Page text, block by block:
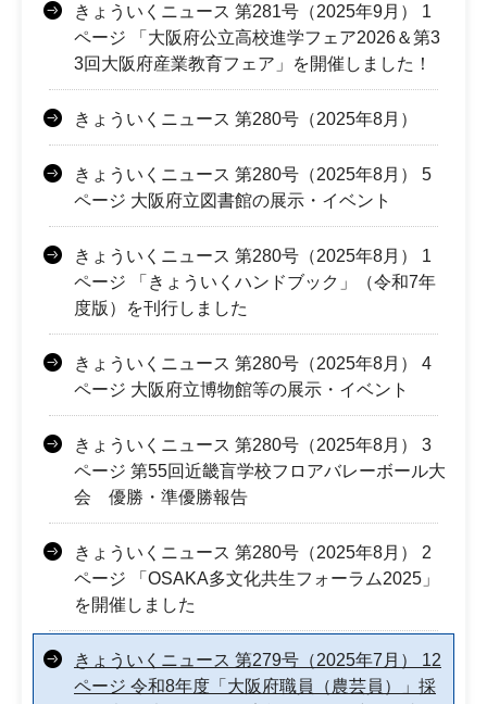
きょういくニュース 第281号（2025年9月） 1
ページ 「大阪府公立高校進学フェア2026＆第3
3回大阪府産業教育フェア」を開催しました！
きょういくニュース 第280号（2025年8月）
きょういくニュース 第280号（2025年8月） 5
ページ 大阪府立図書館の展示・イベント
きょういくニュース 第280号（2025年8月） 1
ページ 「きょういくハンドブック」（令和7年
度版）を刊行しました
きょういくニュース 第280号（2025年8月） 4
ページ 大阪府立博物館等の展示・イベント
きょういくニュース 第280号（2025年8月） 3
ページ 第55回近畿盲学校フロアバレーボール大
会 優勝・準優勝報告
きょういくニュース 第280号（2025年8月） 2
ページ 「OSAKA多文化共生フォーラム2025」
を開催しました
きょういくニュース 第279号（2025年7月） 12
ページ 令和8年度「大阪府職員（農芸員）」採